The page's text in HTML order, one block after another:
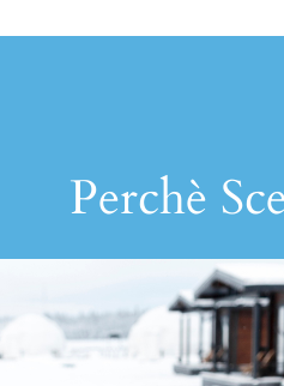
Perchè